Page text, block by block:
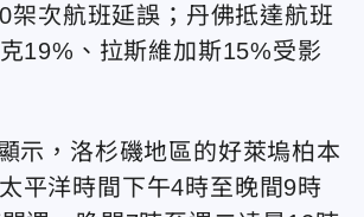
架次航班延誤；丹佛抵達航班
19%、拉斯維加斯15%受影
示，洛杉磯地區的好萊塢柏本
平洋時間下午4時至晚間9時